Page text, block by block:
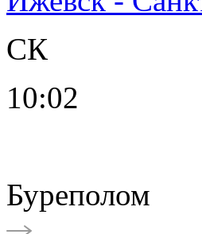
СК
10:02
Буреполом